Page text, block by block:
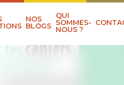
NOS
BLOGS
QUI
SOMMES-
NOUS ?